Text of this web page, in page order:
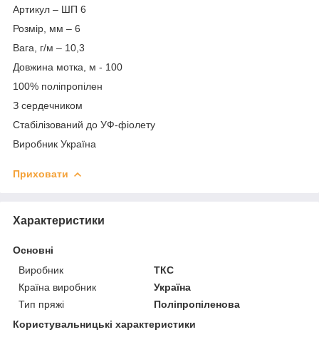
Артикул – ШП 6
Розмір, мм – 6
Вага, г/м – 10,3
Довжина мотка, м - 100
100% поліпропілен
З сердечником
Стабілізований до УФ-фіолету
Виробник Україна
Приховати
Характеристики
Основні
Виробник
ТКС
Країна виробник
Україна
Тип пряжі
Поліпропіленова
Користувальницькі характеристики